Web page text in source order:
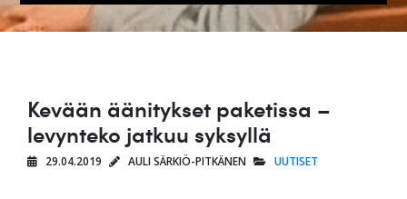
Kevään äänitykset paketissa –
levynteko jatkuu syksyllä
29.04.2019 AULI SÄRKIÖ-PITKÄNEN UUTISET